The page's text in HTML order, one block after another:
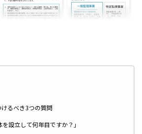
けるべき3つの質問
設立して何年目ですか？」